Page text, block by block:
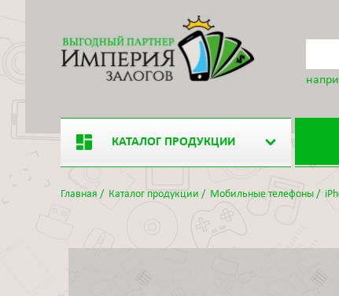
КАТАЛОГ ПРОДУКЦИИ
Главная / Каталог продукции / Мобильные телефоны /